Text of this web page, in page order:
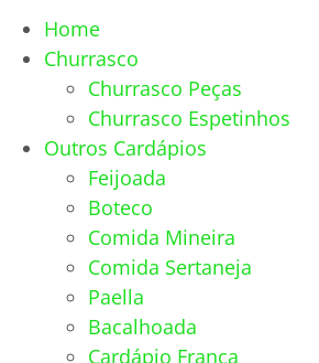
Home
Churrasco
Churrasco Peças
Churrasco Espetinhos
Outros Cardápios
Feijoada
Boteco
Comida Mineira
Comida Sertaneja
Paella
Bacalhoada
Cardápio França